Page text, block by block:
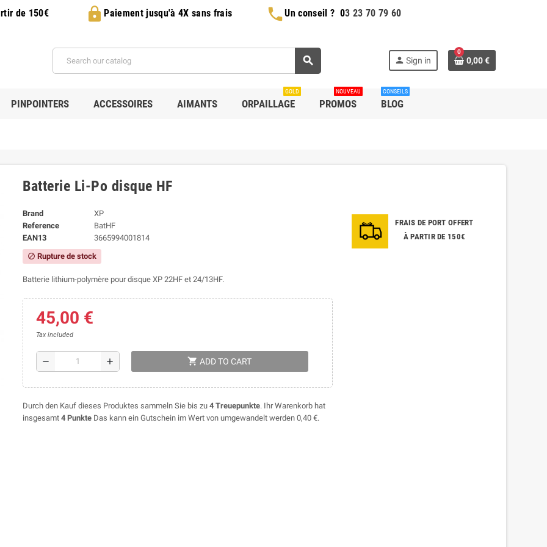
de 150€ lockPaiement jusqu'à 4X sans frais phoneUn conseil ? 03 23 70 79 60
search person Sign in
0
0,00 €
PINPOINTERS ACCESSOIRES AIMANTS ORPAILLAGE
GOLD
PROMOS
NOUVEAU
BLOG
CONSEILS
Batterie Li-Po disque HF
Brand
XP
Reference
BatHF
EAN13
3665994001814
block Rupture de stock
Batterie lithium-polymère pour disque XP 22HF et 24/13HF.
45,00 €
Tax included
remove add shopping_cart ADD TO CART
Durch den Kauf dieses Produktes sammeln Sie bis zu4 Treuepunkte. Ihr Warenkorb hat
insgesamt4 Punkte Das kann ein Gutschein im Wert von umgewandelt werden0,40 €.
FRAIS DE PORT OFFERT
À PARTIR DE 150€